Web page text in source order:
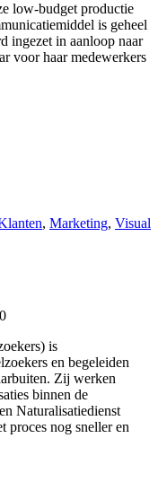
low-budget productie
is geheel
ingezet in aanloop naar
voor haar medewerkers
, Marketing, Visual
is
en begeleiden
Zij werken
binnen de
Naturalisatiedienst
proces nog sneller en